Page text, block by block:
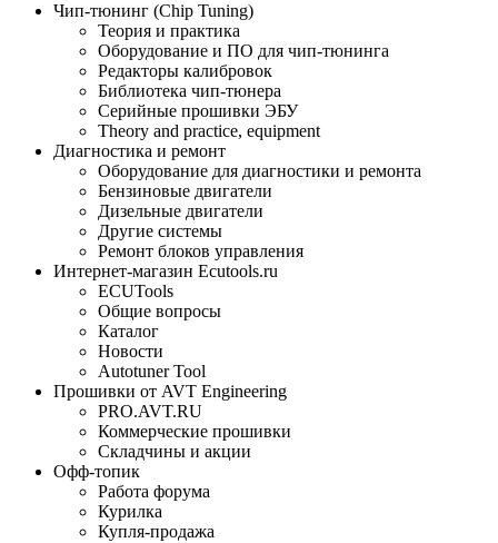
Чип-тюнинг (Chip Tuning)
Теория и практика
Оборудование и ПО для чип-тюнинга
Редакторы калибровок
Библиотека чип-тюнера
Серийные прошивки ЭБУ
Theory and practice, equipment
Диагностика и ремонт
Оборудование для диагностики и ремонта
Бензиновые двигатели
Дизельные двигатели
Другие системы
Ремонт блоков управления
Интернет-магазин Ecutools.ru
ECUTools
Общие вопросы
Каталог
Новости
Autotuner Tool
Прошивки от AVT Engineering
PRO.AVT.RU
Коммерческие прошивки
Складчины и акции
Офф-топик
Работа форума
Курилка
Купля-продажа